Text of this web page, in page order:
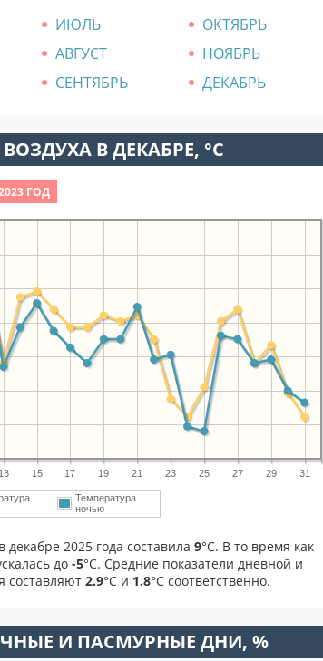
ИЮЛЬ
ОКТЯБРЬ
АВГУСТ
НОЯБРЬ
СЕНТЯБРЬ ДЕКАБРЬ
В ДЕКАБРЕ, °C
ГОД
13 15 17 19 21 23 25 27 29 31
Температура
ночью
2025 года составила 9°С. В то время как
до -5°C. Средние показатели дневной и
составляют 2.9°С и 1.8°С соответственно.
И ПАСМУРНЫЕ ДНИ, %